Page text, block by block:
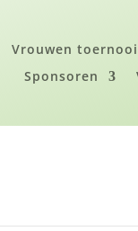
Vrouwen toernooi
Sponsoren